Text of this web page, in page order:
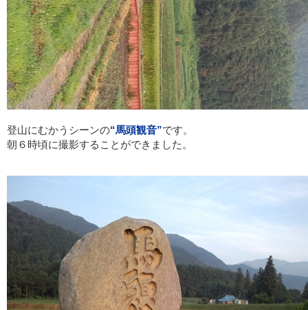
登山にむかうシーンの“馬頭観音”です。
朝６時頃に撮影することができました。